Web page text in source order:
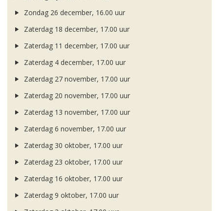
Zondag 26 december, 16.00 uur
Zaterdag 18 december, 17.00 uur
Zaterdag 11 december, 17.00 uur
Zaterdag 4 december, 17.00 uur
Zaterdag 27 november, 17.00 uur
Zaterdag 20 november, 17.00 uur
Zaterdag 13 november, 17.00 uur
Zaterdag 6 november, 17.00 uur
Zaterdag 30 oktober, 17.00 uur
Zaterdag 23 oktober, 17.00 uur
Zaterdag 16 oktober, 17.00 uur
Zaterdag 9 oktober, 17.00 uur